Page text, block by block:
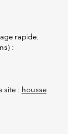
rapide.
:
site : housse